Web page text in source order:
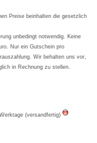
Preise beinhalten die gesetzlich
unbedingt notwendig. Keine
Nur ein Gutschein pro
Wir behalten uns vor,
in Rechnung zu stellen.
(versandfertig)